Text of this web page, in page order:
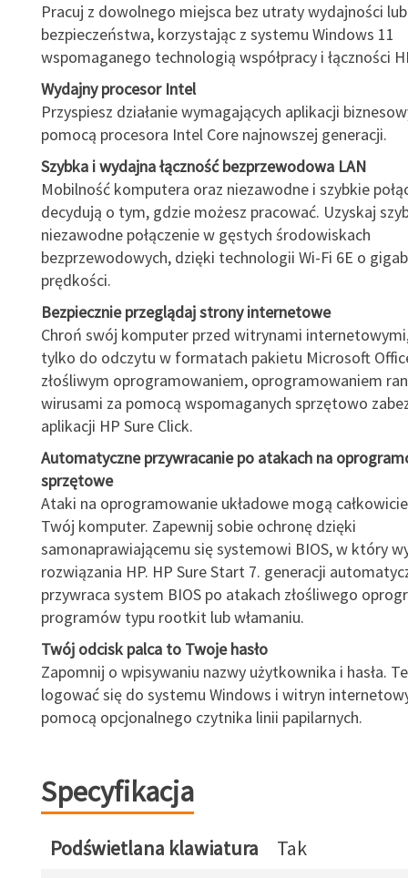
Pracuj z dowolnego miejsca bez utraty wydajności lub
bezpieczeństwa, korzystając z systemu Windows 11
wspomaganego technologią współpracy i łączności
Wydajny procesor Intel
Przyspiesz działanie wymagających aplikacji
pomocą procesora Intel Core najnowszej generacji.
Szybka i wydajna łączność bezprzewodowa LAN
Mobilność komputera oraz niezawodne i szybkie
decydują o tym, gdzie możesz pracować. Uzyskaj
niezawodne połączenie w gęstych środowiskach
bezprzewodowych, dzięki technologii Wi-Fi 6E o
prędkości.
Bezpiecznie przeglądaj strony internetowe
Chroń swój komputer przed witrynami
tylko do odczytu w formatach pakietu Microsoft
złośliwym oprogramowaniem, oprogramowaniem
wirusami za pomocą wspomaganych sprzętowo
aplikacji HP Sure Click.
Automatyczne przywracanie po atakach na
sprzętowe
Ataki na oprogramowanie układowe mogą
Twój komputer. Zapewnij sobie ochronę dzięki
samonaprawiającemu się systemowi BIOS, w który
rozwiązania HP. HP Sure Start 7. generacji
przywraca system BIOS po atakach złośliwego
programów typu rootkit lub włamaniu.
Twój odcisk palca to Twoje hasło
Zapomnij o wpisywaniu nazwy użytkownika i hasła.
logować się do systemu Windows i witryn
pomocą opcjonalnego czytnika linii papilarnych.
Specyfikacja
Podświetlana klawiatura
Tak